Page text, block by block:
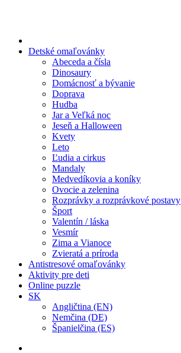
Detské omaľovánky
Abeceda a čísla
Dinosaury
Domácnosť a bývanie
Doprava
Hudba
Jar a Veľká noc
Jeseň a Halloween
Kvety
Leto
Ľudia a cirkus
Mandaly
Medvedíkovia a koníky
Ovocie a zelenina
Rozprávky a rozprávkové postavy
Šport
Valentín / láska
Vesmír
Zima a Vianoce
Zvieratá a príroda
Antistresové omaľovánky
Aktivity pre deti
Online puzzle
SK
Angličtina (EN)
Nemčina (DE)
Španielčina (ES)